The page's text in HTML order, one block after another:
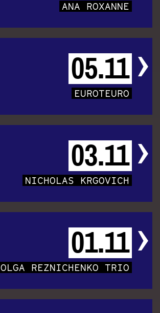
ANA ROXANNE
05.11
EUROTEURO
03.11
NICHOLAS KRGOVICH
01.11
OLGA REZNICHENKO TRIO